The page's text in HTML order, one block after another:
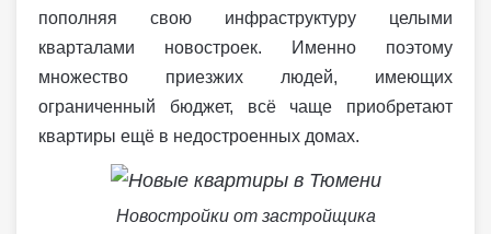
пополняя свою инфраструктуру целыми
кварталами новостроек. Именно поэтому
множество приезжих людей, имеющих
ограниченный бюджет, всё чаще приобретают
квартиры ещё в недостроенных домах.
Новостройки от застройщика